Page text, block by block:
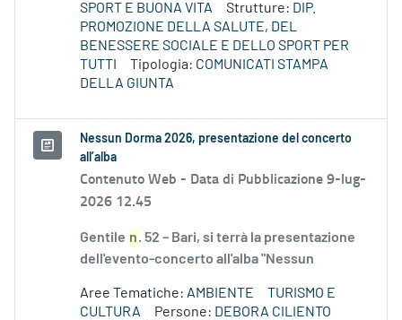
SPORT E BUONA VITA
Strutture: DIP.
PROMOZIONE DELLA SALUTE, DEL
BENESSERE SOCIALE E DELLO SPORT PER
TUTTI
Tipologia: COMUNICATI STAMPA
DELLA GIUNTA
Nessun Dorma 2026, presentazione del concerto
all’alba
Contenuto Web - Data di Pubblicazione 9-lug-
2026 12.45
Gentile n. 52 – Bari, si terrà la presentazione
dell'evento-concerto all'alba "Nessun
Aree Tematiche: AMBIENTE
TURISMO E
CULTURA
Persone: DEBORA CILIENTO